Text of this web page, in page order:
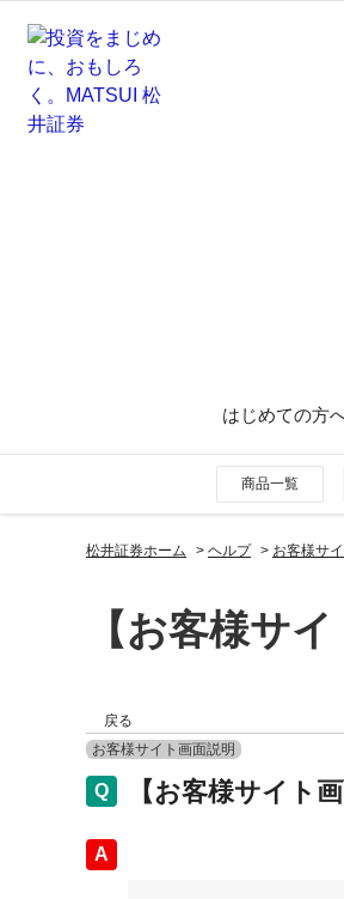
はじめての方
商品一覧
松井証券ホーム > ヘルプ > お客様サ
【お客様サ
戻る
お客様サイト画面説明
【お客様サイト
回答